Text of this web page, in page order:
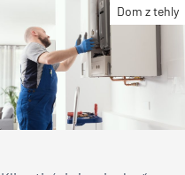
Dom z tehly